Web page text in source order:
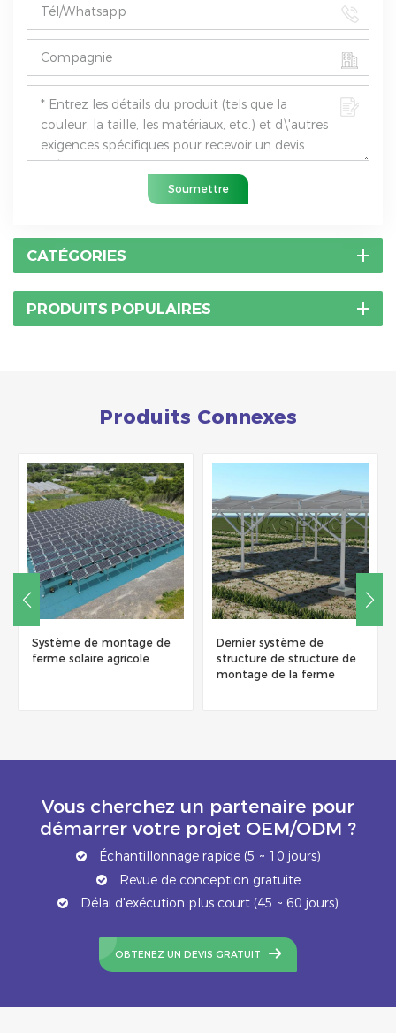
Soumettre
CATÉGORIES
PRODUITS POPULAIRES
Produits Connexes
Système de montage de
ferme solaire agricole
Dernier système de
structure de structure de
montage de la ferme
Vous cherchez un partenaire pour
démarrer votre projet OEM/ODM ?
Échantillonnage rapide (5 ~ 10 jours)
Revue de conception gratuite
Délai d'exécution plus court (45 ~ 60 jours)
OBTENEZ UN DEVIS GRATUIT